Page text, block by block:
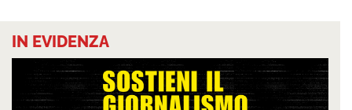
IN EVIDENZA